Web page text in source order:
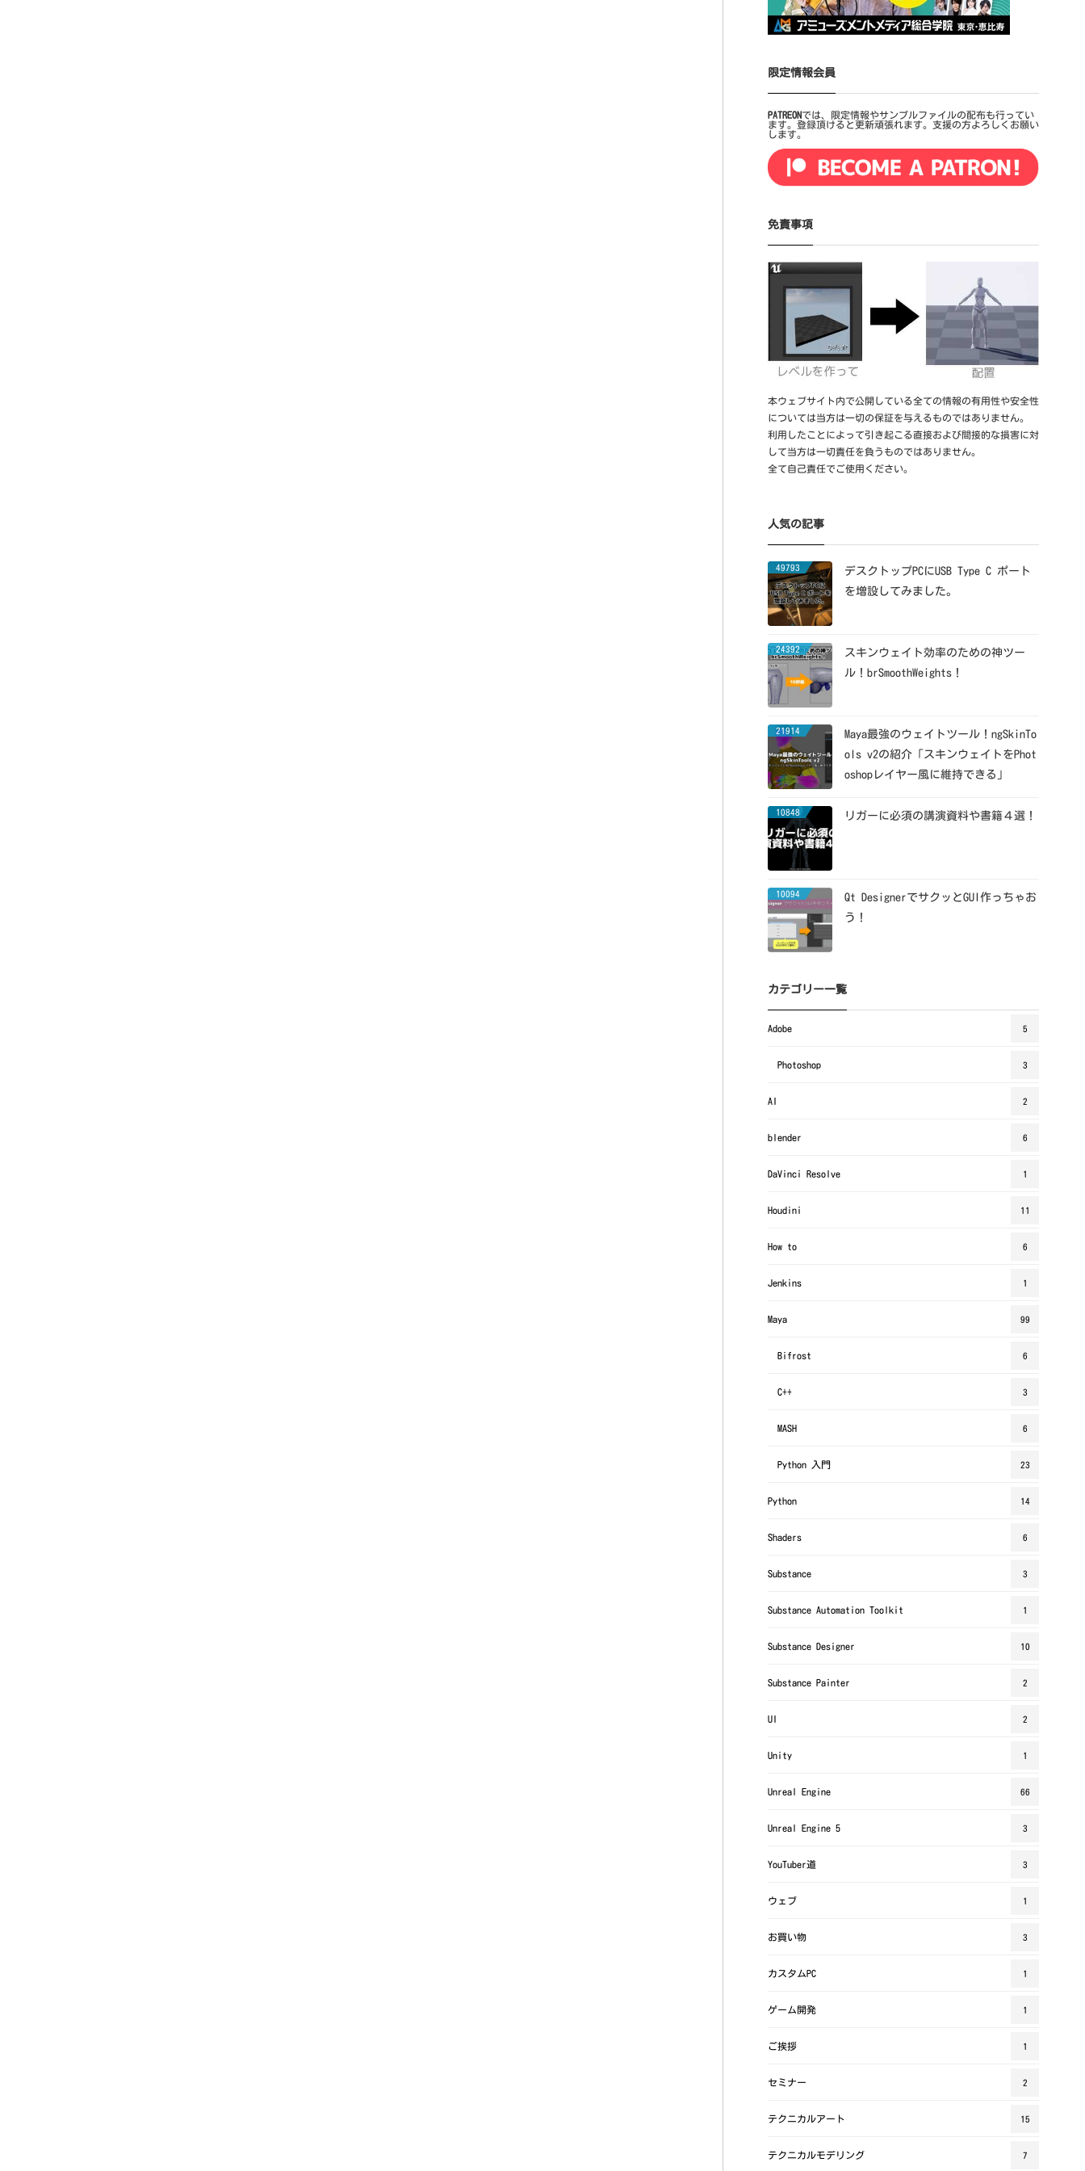
限定情報会員
PATREONでは、限定情報やサンプルファイルの配布も行ってい
ます。登録頂けると更新頑張れます。支援の方よろしくお願い
します。
免責事項
本ウェブサイト内で公開している全ての情報の有用性や安全性
については当方は一切の保証を与えるものではありません。
利用したことによって引き起こる直接および間接的な損害に対
して当方は一切責任を負うものではありません。
全て自己責任でご使用ください。
人気の記事
49793
デスクトップPCにUSB Type C ポート
を増設してみました。
24392
スキンウェイト効率のための神ツー
ル！brSmoothWeights！
21914
Maya最強のウェイトツール！ngSkinTo
ols v2の紹介「スキンウェイトをPhot
oshopレイヤー風に維持できる」
10848 リガーに必須の講演資料や書籍４選！
10094
Qt DesignerでサクッとGUI作っちゃお
う！
カテゴリー一覧
Adobe 5
Photoshop 3
AI 2
blender 6
DaVinci Resolve 1
Houdini 11
How to 6
Jenkins 1
Maya 99
Bifrost 6
C++ 3
MASH 6
Python 入門 23
Python 14
Shaders 6
Substance 3
Substance Automation Toolkit 1
Substance Designer 10
Substance Painter 2
UI 2
Unity 1
Unreal Engine 66
Unreal Engine 5 3
YouTuber道 3
ウェブ 1
お買い物 3
カスタムPC 1
ゲーム開発 1
ご挨拶 1
セミナー 2
テクニカルアート 15
テクニカルモデリング 7